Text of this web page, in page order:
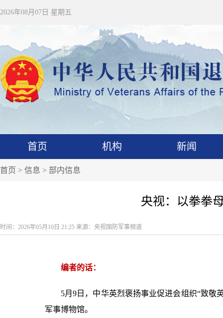
2026年08月07日 星期五
首页 机构 新闻
首页 > 信息 > 部内信息
央视：以拳拳
时间：2026年05月10日 21:25 来源：央视国防军事频道
编者的话：
5月9日，中华英烈褒扬事业促进会组织“致敬
军事博物馆。